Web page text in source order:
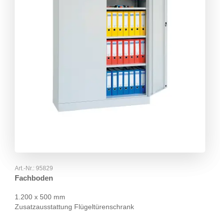
Art.-Nr.: 95829
Fachboden
1.200 x 500 mm
Zusatzausstattung Flügeltürenschrank